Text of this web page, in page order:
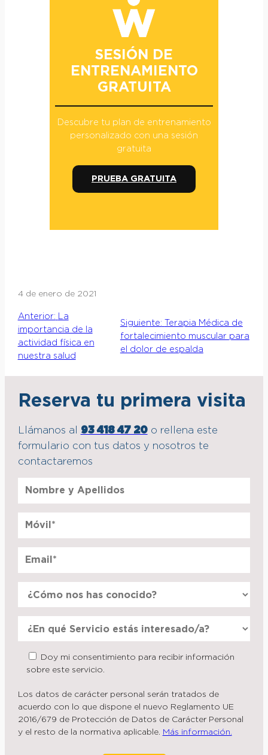
SESIÓN DE
ENTRENAMIENTO
GRATUITA
Descubre tu plan de entrenamiento
personalizado con una sesión
gratuita
PRUEBA GRATUITA
4 de enero de 2021
Anterior: La
importancia de la
actividad física en
nuestra salud
Siguiente:
Terapia Médica de
fortalecimiento muscular para
el dolor de espalda
Reserva tu primera visita
Llámanos al 93 418 47 20o rellena este
formulario con tus datos y nosotros te
contactaremos
Doy mi consentimiento para recibir información
sobre este servicio.
Los datos de carácter personal serán tratados de
acuerdo con lo que dispone el nuevo Reglamento UE
2016/679 de Protección de Datos de Carácter Personal
y el resto de la normativa aplicable. Más información.